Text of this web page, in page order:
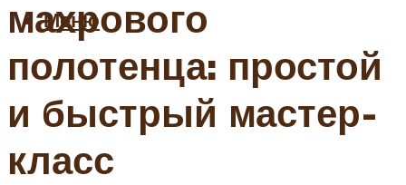
Меню
махрового
полотенца: простой
и быстрый мастер-
класс